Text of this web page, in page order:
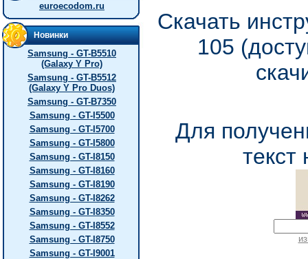
euroecodom.ru
Новинки
Samsung - GT-B5510
(Galaxy Y Pro)
Samsung - GT-B5512
(Galaxy Y Pro Duos)
Samsung - GT-B7350
Samsung - GT-I5500
Samsung - GT-I5700
Samsung - GT-I5800
Samsung - GT-I8150
Samsung - GT-I8160
Samsung - GT-I8190
Samsung - GT-I8262
Samsung - GT-I8350
Samsung - GT-I8552
Samsung - GT-I8750
Samsung - GT-I9001
Скачать
105
Для
текст